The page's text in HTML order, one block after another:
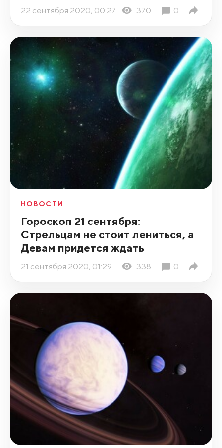
22 сентября 2020, 00:27 370 0
НОВОСТИ
Гороскоп 21 сентября:
Стрельцам не стоит лениться, а
Девам придется ждать
21 сентября 2020, 01:29 338 0